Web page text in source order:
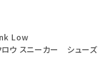
Low
ウ スニーカー シューズ